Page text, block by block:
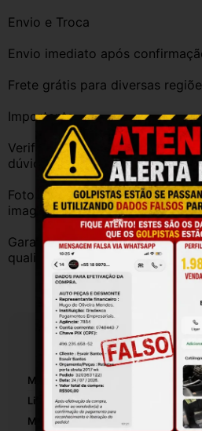
Envio e Troca
Envio imediato após
Frete grátis para diversas
Importante
Verifique a compatibilidade
dúvidas no campo de
Fotos reais do produto. Peça
imagens.
Garantia válida somente com
qualificado.
Marca:
Linha:
Modelo: